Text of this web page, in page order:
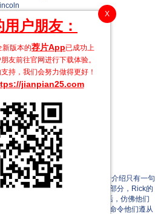
X
户朋友：
新版本的荐片App已成功上
友前往官网进行下载体验。
持，我们会努力做得更好！
jianpian25.com
Martin-Green
McBride
七季。
You Won’t Be》，官方剧情介绍只有一句
永远的噩梦。」在第七季的上半部分，Rick的
）的压迫下过着屈辱的生活，仿佛他们
心所欲地差遣他们，折磨他们，命令他们遵从